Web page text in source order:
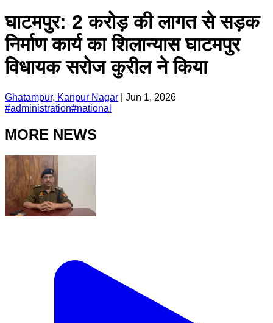
घाटमपुर: 2 करोड़ की लागत से सड़क
निर्माण कार्य का शिलान्यास घाटमपुर
विधायक सरोज कुरील ने किया
Ghatampur, Kanpur Nagar
Jun 1, 2026
#administration#national
MORE NEWS